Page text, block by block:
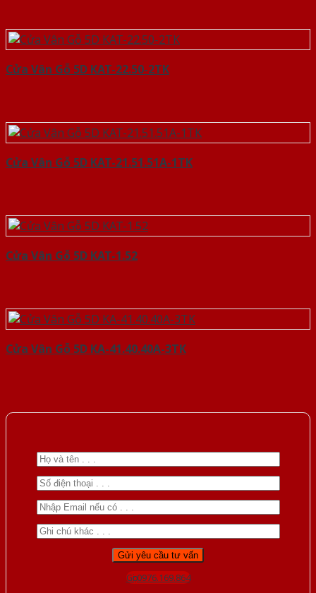
Cửa Vân Gỗ 5D KAT-22.50-2TK
Cửa Vân Gỗ 5D KAT-21.51.51A-1TK
Cửa Vân Gỗ 5D KAT-1.52
Cửa Vân Gỗ 5D KA-41.40.40A-3TK
Gọi 0976.169.864